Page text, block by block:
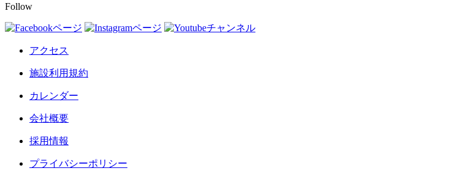
Follow
アクセス
施設利用規約
カレンダー
会社概要
採用情報
プライバシーポリシー